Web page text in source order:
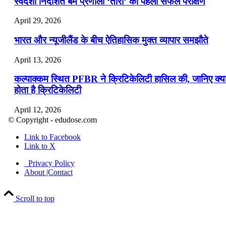
April 29, 2026
भारत और न्यूजीलैंड के बीच ऐतिहासिक मुक्त व्यापार समझौते
April 13, 2026
कल्पाक्कम स्थित PFBR ने क्रिटिकेलिटी हासिल की, जानिए
होता है क्रिटिकेलिटी
April 12, 2026
April 9, 2026
नासा का आर्टेमिस-2 मिशन: मनुष्य एक बार फिर से चंद्रमा के
पहुंचा
April 7, 2026
© Copyright - edudose.com
Link to Facebook
Link to X
Privacy Policy
About |Contact
Scroll to top